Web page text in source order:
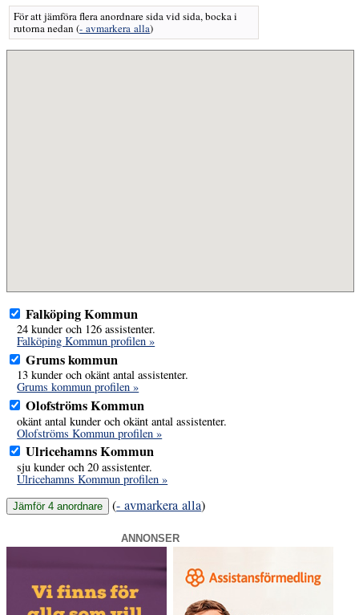
För att jämföra flera anordnare sida vid sida, bocka i
rutorna nedan(- avmarkera alla)
Falköping Kommun
24 kunder och 126 assistenter.
Falköping Kommun profilen »
Grums kommun
13 kunder och okänt antal assistenter.
Grums kommun profilen »
Olofströms Kommun
okänt antal kunder och okänt antal assistenter.
Olofströms Kommun profilen »
Ulricehamns Kommun
sju kunder och 20 assistenter.
Ulricehamns Kommun profilen »
(- avmarkera alla)
ANNONSER